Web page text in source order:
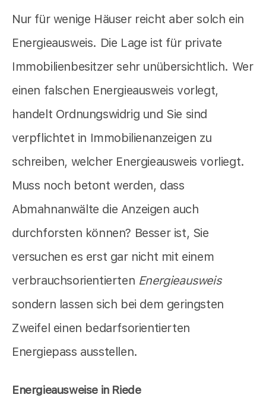
Nur für wenige Häuser reicht aber solch ein
Energieausweis. Die Lage ist für private
Immobilienbesitzer sehr unübersichtlich. Wer
einen falschen Energieausweis vorlegt,
handelt Ordnungswidrig und Sie sind
verpflichtet in Immobilienanzeigen zu
schreiben, welcher Energieausweis vorliegt.
Muss noch betont werden, dass
Abmahnanwälte die Anzeigen auch
durchforsten können? Besser ist, Sie
versuchen es erst gar nicht mit einem
verbrauchsorientierten Energieausweis
sondern lassen sich bei dem geringsten
Zweifel einen bedarfsorientierten
Energiepass ausstellen.
Energieausweise in Riede